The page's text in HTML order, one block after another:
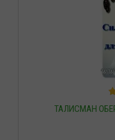
ТАЛИСМАН